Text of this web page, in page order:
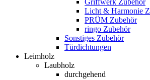
Licht & Harmonie
PRÜM Zubehör
ringo Zubehör
Sonstiges Zubehör
Türdichtungen
Leimholz
Laubholz
durchgehend